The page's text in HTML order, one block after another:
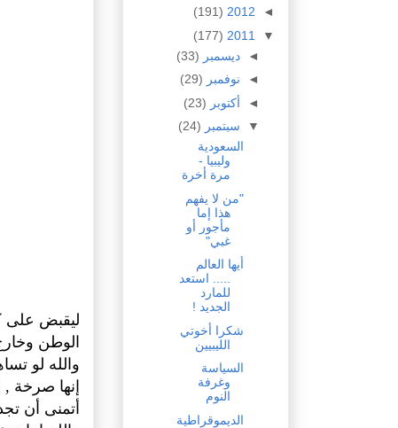
ليقبض على
الوطن
والله لو
إنها صرخة ,
أتمنى أن
◄
2012
(191)
▼
2011
(177)
◄ ديسمبر (33)
◄ نوفمبر (29)
◄ أكتوبر (23)
▼ سبتمبر (24)
السعودية
وليبيا -
مرة أخرة
"من لا يفهم
هذا إما
مأجور أو
غبي"
أيها العالم
..... استعد
للمارد
الجديد !
شكرا أخوتي
الليبيين
السياسة
وغرفة
النوم
الديموقراطية